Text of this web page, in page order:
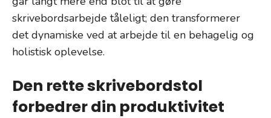
skrivebordsarbejde tåleligt; den transformerer
det dynamiske ved at arbejde til en behagelig og
holistisk oplevelse.
Den rette skrivebordstol
forbedrer din produktivitet